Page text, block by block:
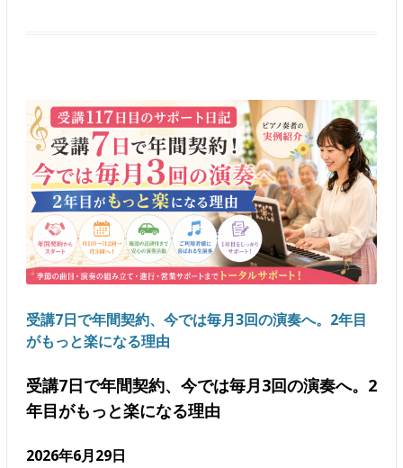
受講7日で年間契約、今では毎月3回の演奏へ。2年目
がもっと楽になる理由
受講7日で年間契約、今では毎月3回の演奏へ。2
年目がもっと楽になる理由
2026年6月29日